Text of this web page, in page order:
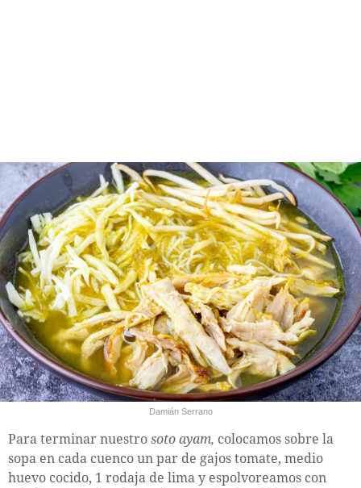
Damián Serrano
Para terminar nuestro soto ayam, colocamos sobre la
sopa en cada cuenco un par de gajos tomate, medio
huevo cocido, 1 rodaja de lima y espolvoreamos con